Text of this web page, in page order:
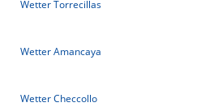
Wetter Torrecillas
Wetter Amancaya
Wetter Checcollo